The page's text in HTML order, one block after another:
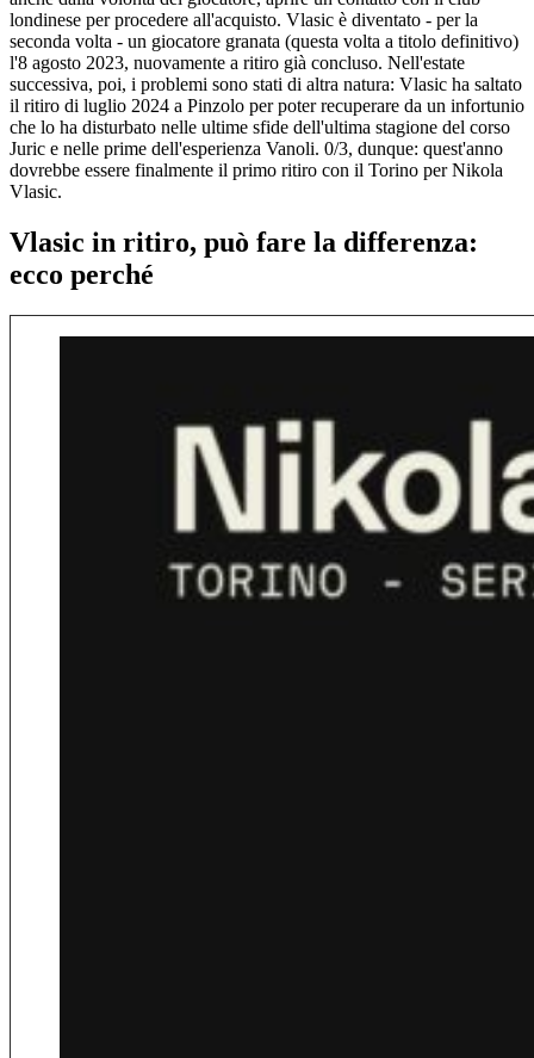
londinese per procedere all'acquisto. Vlasic è diventato - per la
seconda volta - un giocatore granata (questa volta a titolo definitivo)
l'8 agosto 2023, nuovamente a ritiro già concluso. Nell'estate
successiva, poi, i problemi sono stati di altra natura: Vlasic ha saltato
il ritiro di luglio 2024 a Pinzolo per poter recuperare da un infortunio
che lo ha disturbato nelle ultime sfide dell'ultima stagione del corso
Juric e nelle prime dell'esperienza Vanoli. 0/3, dunque: quest'anno
dovrebbe essere finalmente il primo ritiro con il Torino per Nikola
Vlasic.
Vlasic in ritiro, può fare la differenza:
ecco perché